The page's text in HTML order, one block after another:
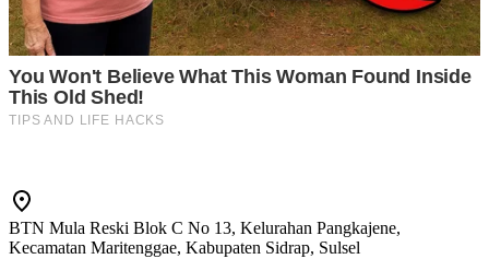
BTN Mula Reski Blok C No 13, Kelurahan Pangkajene,
Kecamatan Maritenggae, Kabupaten Sidrap, Sulsel